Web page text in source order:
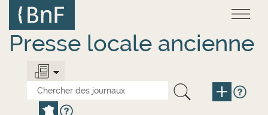
contenu
principal
Presse locale ancienne
Panneau de gestion des cookies